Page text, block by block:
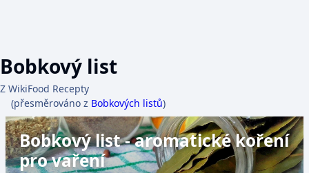
Bobkový list
Z WikiFood Recepty
(přesměrováno z Bobkových listů)
Bobkový list - aromatické koření
pro vaření